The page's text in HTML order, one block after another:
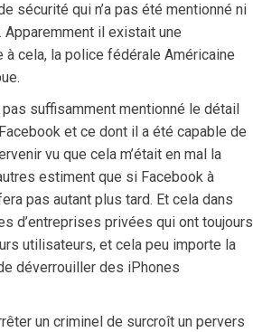
sécurité qui n’a pas été mentionné ni
il existait une
cela, la police fédérale Américaine
suffisamment mentionné le détail
et ce dont il a été capable de
vu que cela m’était en mal la
estiment que si Facebook à
pas autant plus tard. Et cela dans
d’entreprises privées qui ont toujours
utilisateurs, et cela peu importe la
déverrouiller des iPhones
un criminel de surcroît un pervers